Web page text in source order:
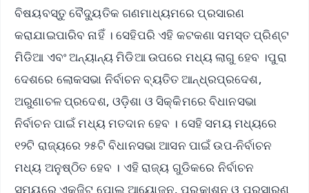
ବିଷୟବସ୍ତୁ ବୈଦ୍ୟୁତିକ ଗଣମାଧ୍ୟମରେ ପ୍ରସାରଣ
କରାଯାଇପାରିବ ନାହିଁ । ସେହିପରି ଏହି କଟକଣା ସମସ୍ତ ପ୍ରିଣ୍ଟ
ମିଡିଆ ଏବଂ ଅନ୍ୟାନ୍ୟ ମିଡିଆ ଉପରେ ମଧ୍ୟ ଲାଗୁ ହେବ ।ପୁରା
ଦେଶରେ ଲୋକସଭା ନିର୍ବାଚନ ବ୍ୟତିତ ଆନ୍ଧ୍ରପ୍ରଦେଶ,
ଅରୁଣାଚଳ ପ୍ରଦେଶ, ଓଡ଼ିଶା ଓ ସିକ୍କିମରେ ବିଧାନସଭା
ନିର୍ବାଚନ ପାଇଁ ମଧ୍ୟ ମତଦାନ ହେବ । ସେହି ସମୟ ମଧ୍ୟରେ
୧୨ଟି ରାଜ୍ୟରେ ୨୫ଟି ବିଧାନସଭା ଆସନ ପାଇଁ ଉପ-ନିର୍ବାଚନ
ମଧ୍ୟ ଅନୁଷ୍ଠିତ ହେବ । ଏହି ରାଜ୍ୟ ଗୁଡିକରେ ନିର୍ବାଚନ
ସମୟରେ ଏକଜିଟ୍ ପୋଲ ଆୟୋଜନ, ପ୍ରକାଶନ ଓ ପ୍ରସାରଣ